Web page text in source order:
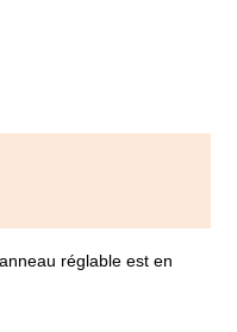
réglable est en